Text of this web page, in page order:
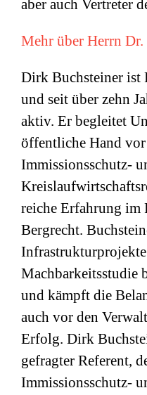
aber auch Vertreter
Mehr über Herrn
Dirk Buchsteiner ist
und seit über zehn
aktiv. Er begleitet
öffentliche Hand
Immissionsschutz-
reiche Erfahrung im
Bergrecht.
Machbarkeitsstudie
und kämpft die
auch vor den
Erfolg. Dirk
gefragter Referent,
Immissionsschutz-